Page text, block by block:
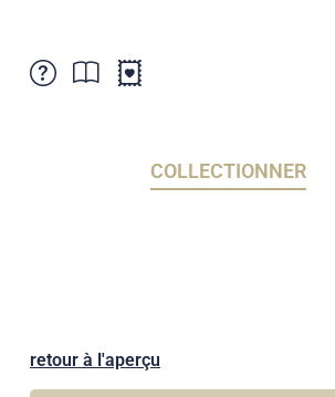
Points de vente
AbonnementCOLLECTIONNER
retour à l'aperçu